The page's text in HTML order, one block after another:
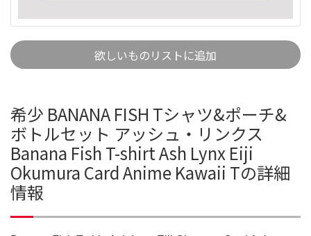
欲しいものリストに追加
希少 BANANA FISH Tシャツ&ポーチ&
ボトルセット アッシュ・リンクス
Banana Fish T-shirt Ash Lynx Eiji
Okumura Card Anime Kawaii Tの詳細
情報